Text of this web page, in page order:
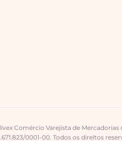
Comércio Varejista de Mercadorias
0001-00. Todos os direitos